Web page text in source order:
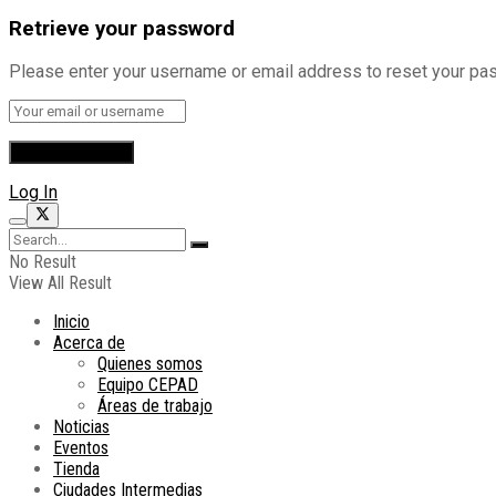
Retrieve your password
Please enter your username or email address to reset your
Log In
No Result
View All Result
Inicio
Acerca de
Quienes somos
Equipo CEPAD
Áreas de trabajo
Noticias
Eventos
Tienda
Ciudades Intermedias